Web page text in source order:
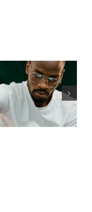
Die 17
besten
Tipps zur
Verbesserung
des
Verständnisses